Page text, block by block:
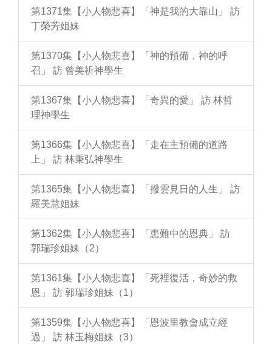
第1371集【小人物悲喜】「神是我的大靠山」 訪
丁榮芳姐妹
第1370集【小人物悲喜】「神的預備，神的呼
召」 訪 曾美祈神學生
第1367集【小人物悲喜】「奇異的愛」 訪 林哲
理神學生
第1366集【小人物悲喜】「走在主預備的道路
上」 訪 林秉弘神學生
第1365集【小人物悲喜】「撥雲見日的人生」 訪
羅美慧姐妹
第1362集【小人物悲喜】「患難中的恩典」 訪
郭瑞珍姐妹（2）
第1361集【小人物悲喜】「死裡復活，奇妙的救
恩」 訪 郭瑞珍姐妹（1）
第1359集【小人物悲喜】「恩波里教會成立經
過」 訪 林玉梅姐妹（3）